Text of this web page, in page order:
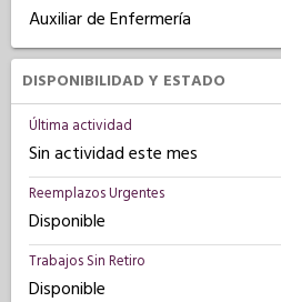
Auxiliar de Enfermería
DISPONIBILIDAD Y ESTADO
Última actividad
Sin actividad este mes
Reemplazos Urgentes
Disponible
Trabajos Sin Retiro
Disponible